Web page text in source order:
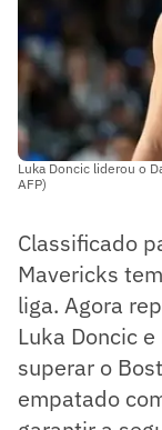
Luka Doncic liderou o
AFP)
Classificado
Mavericks
liga. Agora
Luka Doncic
superar o
empatado